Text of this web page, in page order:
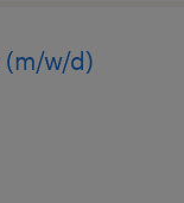
w/d)